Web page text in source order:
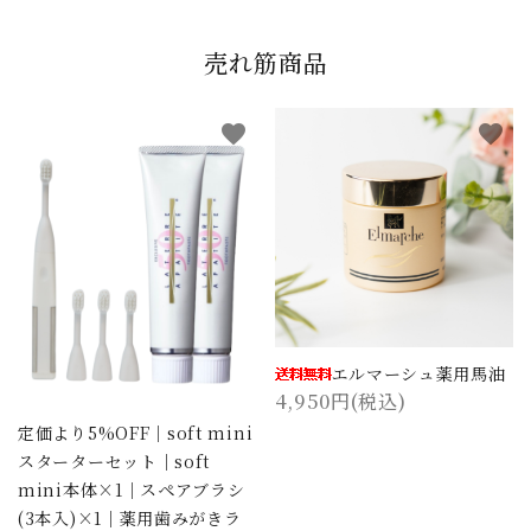
売れ筋商品
定価より5%OFF｜soft mini
スターターセット｜soft
mini本体×1｜スペアブラシ
(3本入)×1｜薬用歯みがきラ
favorite
エルマーシュ薬用馬油
4,950円(税込)
favorite